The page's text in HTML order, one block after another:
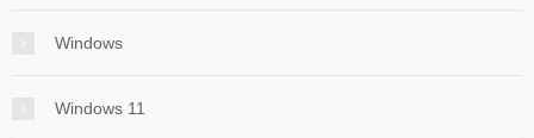
Windows
Windows 11